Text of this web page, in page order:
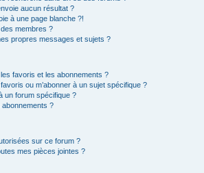
aucun résultat ?
à une page blanche ?!
membres ?
propres messages et sujets ?
favoris et les abonnements ?
ou m’abonner à un sujet spécifique ?
un forum spécifique ?
?
sur ce forum ?
mes pièces jointes ?